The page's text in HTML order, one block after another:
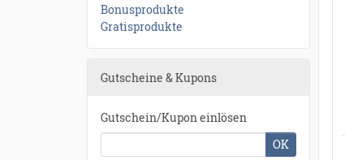
Bonusprodukte
Gratisprodukte
Gutscheine & Kupons
Gutschein/Kupon einlösen
OK